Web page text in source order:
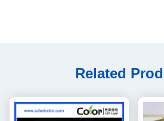
Related